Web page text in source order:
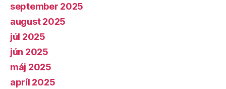
september 2025
august 2025
júl 2025
jún 2025
máj 2025
apríl 2025